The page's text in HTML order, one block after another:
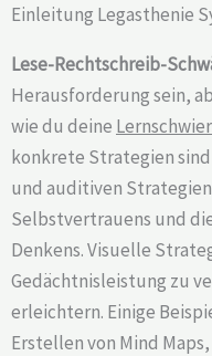
Einleitung Legasthenie
Lese-Rechtschreib-
Herausforderung sein,
wie du deine
konkrete Strategien
und auditiven
Selbstvertrauens und
Denkens. Visuelle
Gedächtnisleistung zu
erleichtern. Einige
Erstellen von Mind